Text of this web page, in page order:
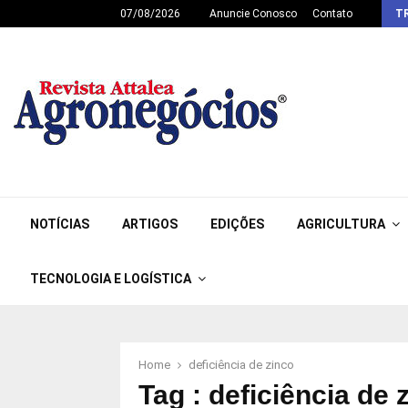
07/08/2026 Anuncie Conosco Contato
NOTÍCIAS ARTIGOS EDIÇÕES AGRICULTURA
TECNOLOGIA E LOGÍSTICA
Home deficiência de zinco
Tag : deficiência de